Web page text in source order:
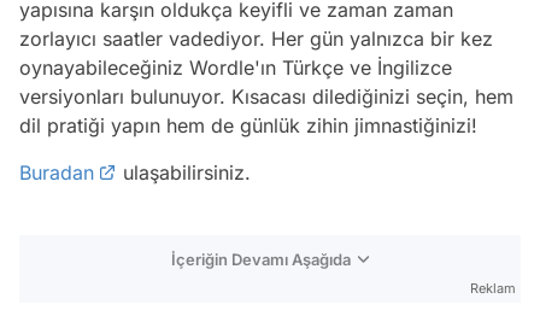
yapısına karşın oldukça keyifli ve zaman zaman
zorlayıcı saatler vadediyor. Her gün yalnızca bir kez
oynayabileceğiniz Wordle'ın Türkçe ve İngilizce
versiyonları bulunuyor. Kısacası dilediğinizi seçin, hem
dil pratiği yapın hem de günlük zihin jimnastiğinizi!
Buradan
ulaşabilirsiniz.
İçeriğin Devamı Aşağıda
Reklam